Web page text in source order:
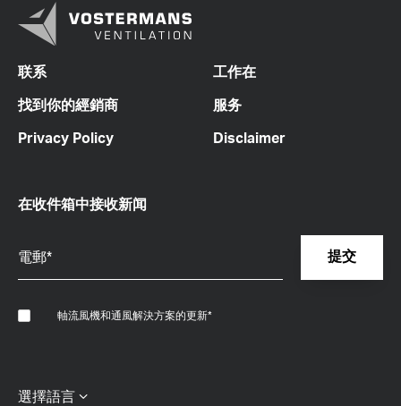
联系
工作在
找到你的經銷商
服务
Privacy Policy
Disclaimer
在收件箱中接收新闻
軸流風機和通風解決方案的更新*